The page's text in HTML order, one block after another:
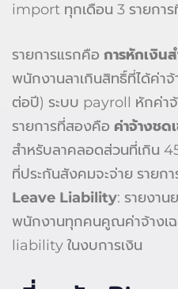
import ทุกเดือน 3 รายกา
รายการแรกคือ การหักเงิน
พนักงานลาเกินสิทธิ์ที่ได้ค่า
ต่อปี) ระบบ payroll หักค่า
รายการที่สองคือ ค่าจ้างชด
สำหรับลาคลอดส่วนที่เกิน
ที่ประกันสังคมจะจ่าย รายก
Leave Liability: รายงา
พนักงานทุกคนคูณค่าจ้างเ
liability ในงบการเงิน